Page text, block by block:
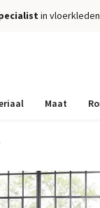
in vloerkleden
Maat